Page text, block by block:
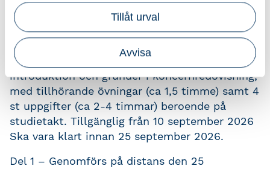
Tillåt urval
Avvisa
Viktiga datum och effektiv kurstid
Kursen startar med en onlinekurs som är en
introduktion och grunder i koncernredovisning,
med tillhörande övningar (ca 1,5 timme) samt 4
st uppgifter (ca 2-4 timmar) beroende på
studietakt. Tillgänglig från 10 september 2026
Ska vara klart innan 25 september 2026.
Del 1 – Genomförs på distans den 25